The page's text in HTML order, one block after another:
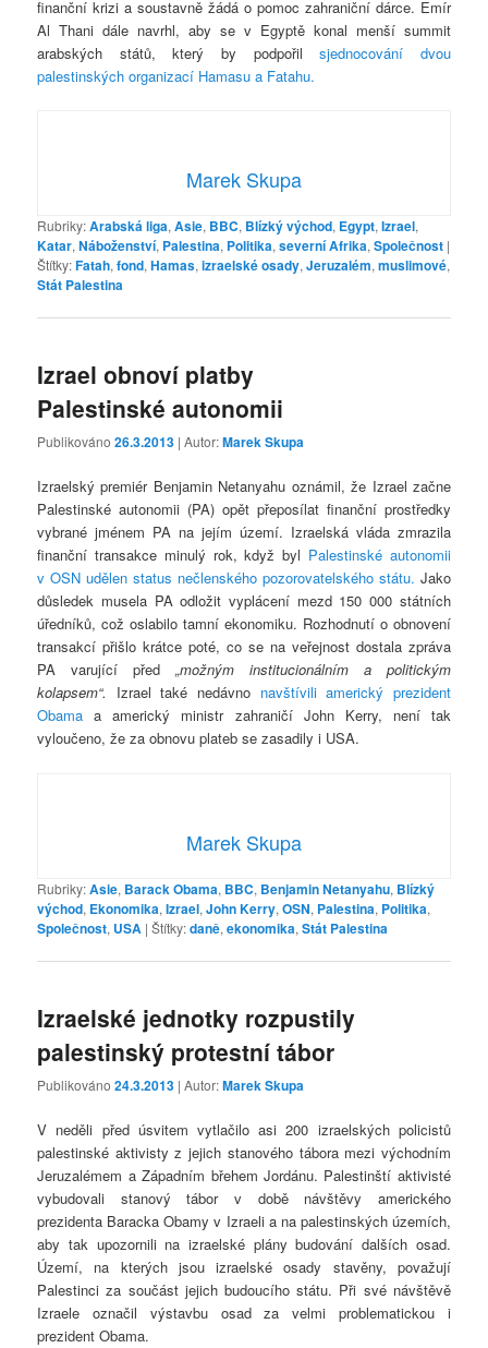
finanční krizi a soustavně žádá o pomoc zahraniční dárce. Emír
Al Thani dále navrhl, aby se v Egyptě konal menší summit
arabských států, který by podpořilsjednocování dvou
palestinských organizací Hamasu a Fatahu.
Marek Skupa
Rubriky:Arabská liga,Asie, BBC, Blízký východ, Egypt,Izrael,
Katar,Náboženství, Palestina, Politika,severní Afrika,Společnost |
Štítky:Fatah,fond,Hamas,izraelské osady,Jeruzalém,muslimové,
Stát Palestina
Izrael obnoví platby
Palestinské autonomii
Publikováno26.3.2013 | Autor:Marek Skupa
Izraelský premiér Benjamin Netanyahu oznámil, že Izrael začne
Palestinské autonomii (PA) opět přeposílat finanční prostředky
vybrané jménem PA na jejím území. Izraelská vláda zmrazila
finanční transakce minulý rok, když byl Palestinské autonomii
v OSN udělen status nečlenského pozorovatelského státu. Jako
důsledek musela PA odložit vyplácení mezd 150 000 státních
úředníků, což oslabilo tamní ekonomiku. Rozhodnutí o obnovení
transakcí přišlo krátce poté, co se na veřejnost dostala zpráva
PA varující před „možným institucionálním a politickým
kolapsem“.
Izrael také nedávno navštívili americký prezident
Obama a americký ministr zahraničí John Kerry, není tak
vyloučeno, že za obnovu plateb se zasadily i USA.
Marek Skupa
Rubriky:Asie, Barack Obama, BBC, Benjamin Netanyahu, Blízký
východ, Ekonomika,Izrael,John Kerry,OSN, Palestina, Politika,
Společnost, USA |Štítky:daně,ekonomika,Stát Palestina
Izraelské jednotky rozpustily
palestinský protestní tábor
Publikováno24.3.2013 | Autor:Marek Skupa
V neděli před úsvitem vytlačilo asi 200 izraelských policistů
palestinské aktivisty z jejich stanového tábora mezi východním
Jeruzalémem a Západním břehem Jordánu. Palestinští aktivisté
vybudovali stanový tábor v době návštěvy amerického
prezidenta Baracka Obamy v Izraeli a na palestinských územích,
aby tak upozornili na izraelské plány budování dalších osad.
Území, na kterých jsou izraelské osady stavěny, považují
Palestinci za součást jejich budoucího státu. Při své návštěvě
Izraele označil výstavbu osad za velmi problematickou i
prezident Obama.